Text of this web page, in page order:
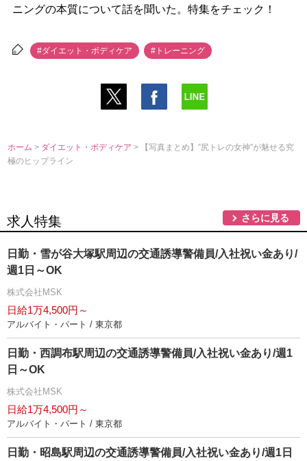
ニングの本質について話を聞いた。特集をチェック！
#ダイエット・ボディケア #トレーニング
ホーム > ダイエット・ボディケア> 【写真まとめ】”尻トレの女神”が魅せる究
極のヒップライン
求人特集 さらに見る
日勤・雪が谷大塚駅周辺の交通誘導警備員/入社祝い金あり/
週1日～OK
株式会社MSK
日給1万4,500円～
アルバイト・パート / 東京都
日勤・西調布駅周辺の交通誘導警備員/入社祝い金あり/週1
日～OK
株式会社MSK
日給1万4,500円～
アルバイト・パート / 東京都
日勤・昭島駅周辺の交通誘導警備員/入社祝い金あり/週1日